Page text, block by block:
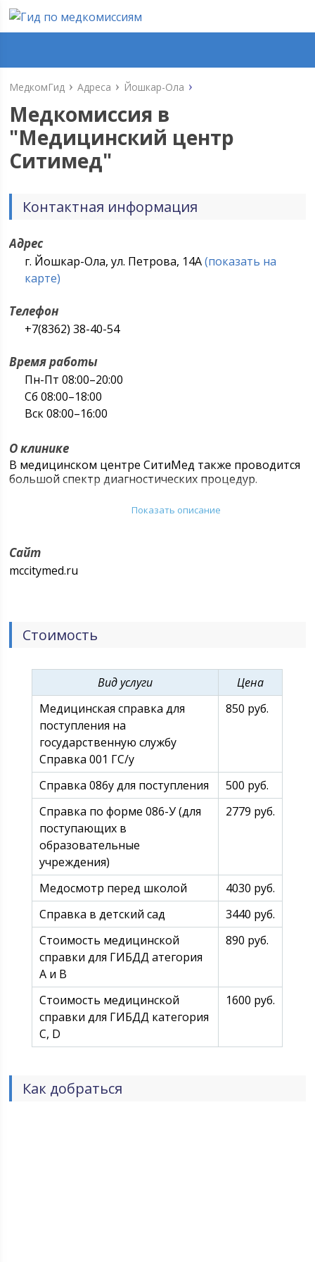
МедкомГид Адреса Йошкар-Ола
Медкомиссия в
"Медицинский центр
Ситимед"
Контактная информация
Адрес
г. Йошкар-Ола, ул. Петрова, 14А(показать на
карте)
Телефон
+7(8362) 38-40-54
Время работы
Пн-Пт 08:00–20:00
Сб 08:00–18:00
Вск 08:00–16:00
О клинике
В медицинском центре СитиМед также проводится
большой спектр диагностических процедур.
В «МЦ СитиМед» можно оформить больничный
лист, получить справку в ГАИ, справку на право
для трудоустройства и при поступлении на
государственную службу, оформить справку в
лагерь, бассейн или на санаторно-курортное
центра СитиМед позволяют сделать качественное
медицинское обслуживание максимально
Показать описание
Сайт
mccitymed.ru
Стоимость
Вид услуги
Цена
Медицинская справка для
поступления на
государственную службу
Справка 001 ГС/у
850 руб.
Справка 086у для поступления
500 руб.
Справка по форме 086-У (для
поступающих в
образовательные
учреждения)
2779 руб.
Медосмотр перед школой
4030 руб.
Справка в детский сад
3440 руб.
Стоимость медицинской
справки для ГИБДД атегория
А и В
890 руб.
Стоимость медицинской
справки для ГИБДД категория
С, D
1600 руб.
Как добраться